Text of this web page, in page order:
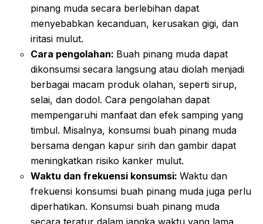
pinang muda secara berlebihan dapat
menyebabkan kecanduan, kerusakan gigi, dan
iritasi mulut.
Cara pengolahan: Buah pinang muda dapat
dikonsumsi secara langsung atau diolah menjadi
berbagai macam produk olahan, seperti sirup,
selai, dan dodol. Cara pengolahan dapat
mempengaruhi manfaat dan efek samping yang
timbul. Misalnya, konsumsi buah pinang muda
bersama dengan kapur sirih dan gambir dapat
meningkatkan risiko kanker mulut.
Waktu dan frekuensi konsumsi: Waktu dan
frekuensi konsumsi buah pinang muda juga perlu
diperhatikan. Konsumsi buah pinang muda